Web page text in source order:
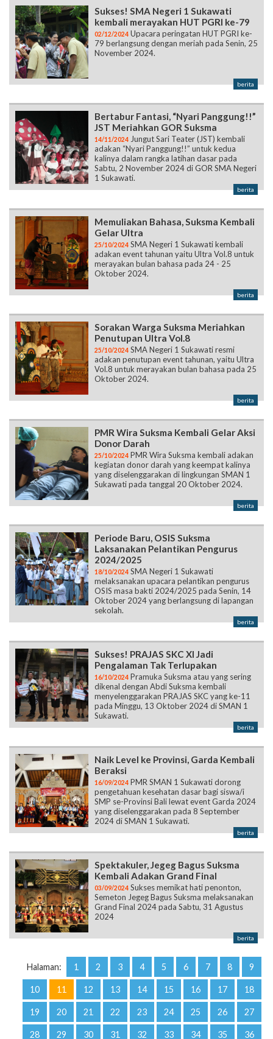
Sukses! SMA Negeri 1 Sukawati
kembali merayakan HUT PGRI ke-79
02/12/2024 Upacara peringatan HUT PGRI ke-
79 berlangsung dengan meriah pada Senin, 25
November 2024.
berita
Bertabur Fantasi, “Nyari Panggung!!”
JST Meriahkan GOR Suksma
14/11/2024 Jungut Sari Teater (JST) kembali
adakan “Nyari Panggung!!” untuk kedua
kalinya dalam rangka latihan dasar pada
Sabtu, 2 November 2024 di GOR SMA Negeri
1 Sukawati.
berita
Memuliakan Bahasa, Suksma Kembali
Gelar Ultra
25/10/2024 SMA Negeri 1 Sukawati kembali
adakan event tahunan yaitu Ultra Vol.8 untuk
merayakan bulan bahasa pada 24 - 25
Oktober 2024.
berita
Sorakan Warga Suksma Meriahkan
Penutupan Ultra Vol.8
25/10/2024 SMA Negeri 1 Sukawati resmi
adakan penutupan event tahunan, yaitu Ultra
Vol.8 untuk merayakan bulan bahasa pada 25
Oktober 2024.
berita
PMR Wira Suksma Kembali Gelar Aksi
Donor Darah
25/10/2024 PMR Wira Suksma kembali adakan
kegiatan donor darah yang keempat kalinya
yang diselenggarakan di lingkungan SMAN 1
Sukawati pada tanggal 20 Oktober 2024.
berita
Periode Baru, OSIS Suksma
Laksanakan Pelantikan Pengurus
2024/2025
18/10/2024 SMA Negeri 1 Sukawati
melaksanakan upacara pelantikan pengurus
OSIS masa bakti 2024/2025 pada Senin, 14
Oktober 2024 yang berlangsung di lapangan
sekolah.
berita
Sukses! PRAJAS SKC XI Jadi
Pengalaman Tak Terlupakan
16/10/2024 Pramuka Suksma atau yang sering
dikenal dengan Abdi Suksma kembali
menyelenggarakan PRAJAS SKC yang ke-11
pada Minggu, 13 Oktober 2024 di SMAN 1
Sukawati.
berita
Naik Level ke Provinsi, Garda Kembali
Beraksi
16/09/2024 PMR SMAN 1 Sukawati dorong
pengetahuan kesehatan dasar bagi siswa/i
SMP se-Provinsi Bali lewat event Garda 2024
yang diselenggarakan pada 8 September
2024 di SMAN 1 Sukawati.
berita
Spektakuler, Jegeg Bagus Suksma
Kembali Adakan Grand Final
03/09/2024 Sukses memikat hati penonton,
Semeton Jegeg Bagus Suksma melaksanakan
Grand Final 2024 pada Sabtu, 31 Agustus
2024
berita
Halaman: 1 2 3 4 5 6 7 8 9
10 11 12 13 14 15 16 17 18
19 20 21 22 23 24 25 26 27
28 29 30 31 32 33 34 35 36